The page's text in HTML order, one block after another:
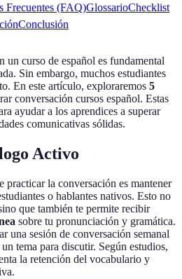
Frecuentes (FAQ)GlossarioChecklist
Conclusión
un curso de español es fundamental
Sin embargo, muchos estudiantes
En este artículo, exploraremos 5
conversación cursos español. Estas
ayudar a los aprendices a superar
comunicativas sólidas.
Activo
practicar la conversación es mantener
o hablantes nativos. Esto no
que también te permite recibir
sobre tu pronunciación y gramática.
una sesión de conversación semanal
tema para discutir. Según estudios,
la retención del vocabulario y